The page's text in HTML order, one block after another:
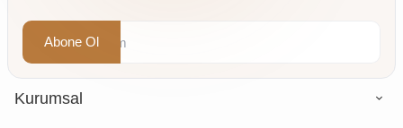
Abone Ol
Kurumsal